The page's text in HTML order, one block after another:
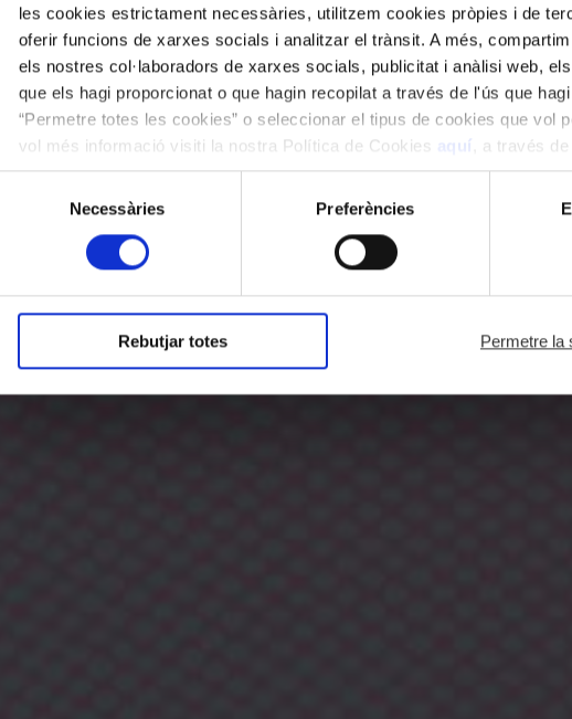
les cookies estrictament necessàries, utilitzem cookies pròpies i de
oferir funcions de xarxes socials i analitzar el trànsit. A més,
els nostres col·laboradors de xarxes socials, publicitat i anàlisi web,
que els hagi proporcionat o que hagin recopilat a través de l'ús que
“Permetre totes les cookies” o seleccionar el tipus de cookies que vol
vol més informació visiti la nostra Política de Cookies aquí
, a través
les cookies en qualsevol moment.
consentiment
Necessàries Preferències
Rebutjar totes Permetre la